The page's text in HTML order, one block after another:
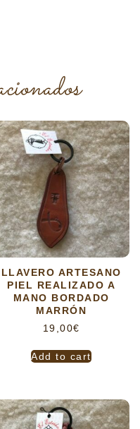
LLAVERO ARTESANO
PIEL REALIZADO A
MANO BORDADO
MARRÓN
19,00€
Add to cart